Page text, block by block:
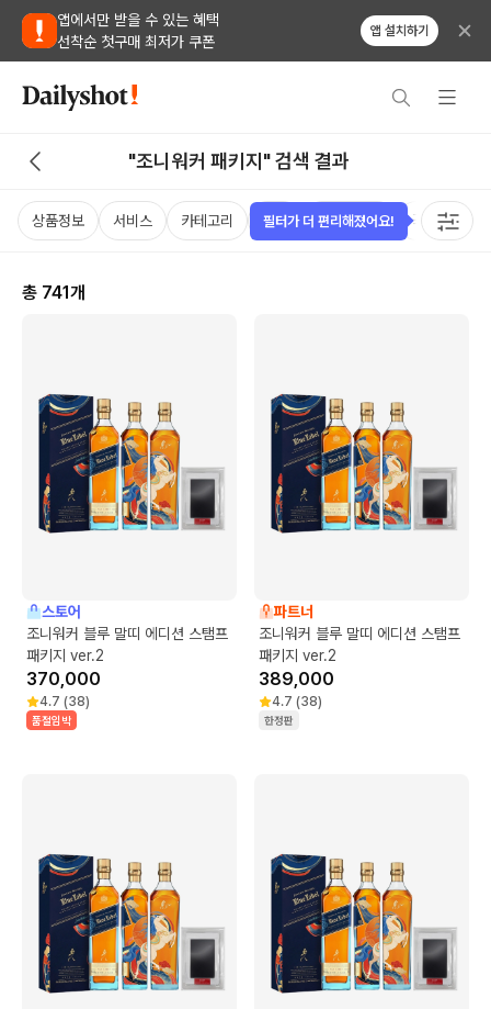
앱에서만 받을 수 있는 혜택
선착순 첫구매 최저가 쿠폰
앱 설치하기
"조니워커 패키지" 검색 결과
상품정보 서비스 카테고리 가격 비비노점수 국가 용량
총 741개
스토어
조니워커 블루 말띠 에디션 스탬프
패키지 ver.2
370,000
4.7 (38)
품절임박
파트너
조니워커 블루 말띠 에디션 스탬프
패키지 ver.2
389,000
4.7 (38)
한정판
필터가 더 편리해졌어요!